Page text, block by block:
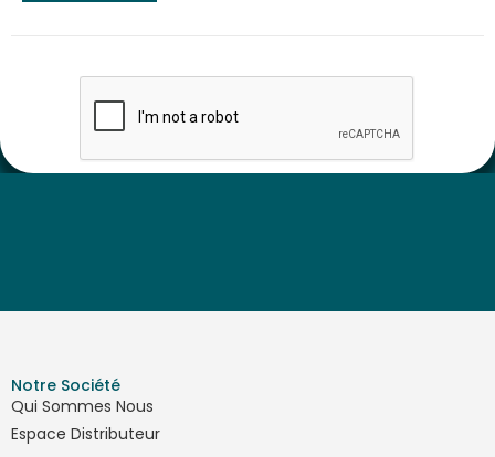
Notre Société
Qui Sommes Nous
Espace Distributeur